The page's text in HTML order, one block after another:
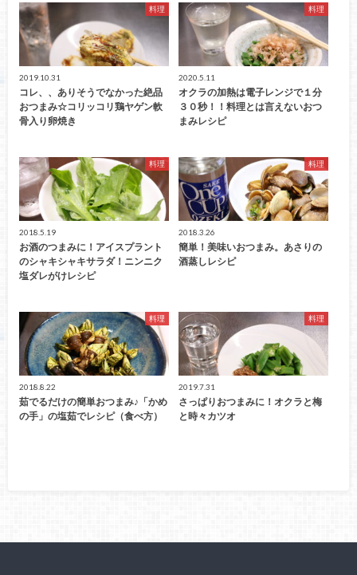
料理
2019.10.31
コレ、、ありそうでなかった絶品
おつまみ☆コリッコリ鶏ヤゲン軟
骨入り卵焼き
料理
2020.5.11
オクラの加熱は電子レンジで１分
３０秒！！料理とは言えないおつ
まみレシピ
料理
2018.5.19
お酒のつまみに！アイスプラント
のシャキシャキサラダ！ニンニク
塩ダレがけレシピ
料理
2018.3.26
簡単！美味いおつまみ。あさりの
酒蒸しレシピ
料理
2018.8.22
茹でるだけの簡単おつまみ♪「かめ
の手」の塩茹でレシピ（食べ方）
料理
2019.7.31
さっぱりおつまみに！オクラと梅
と時々カツオ